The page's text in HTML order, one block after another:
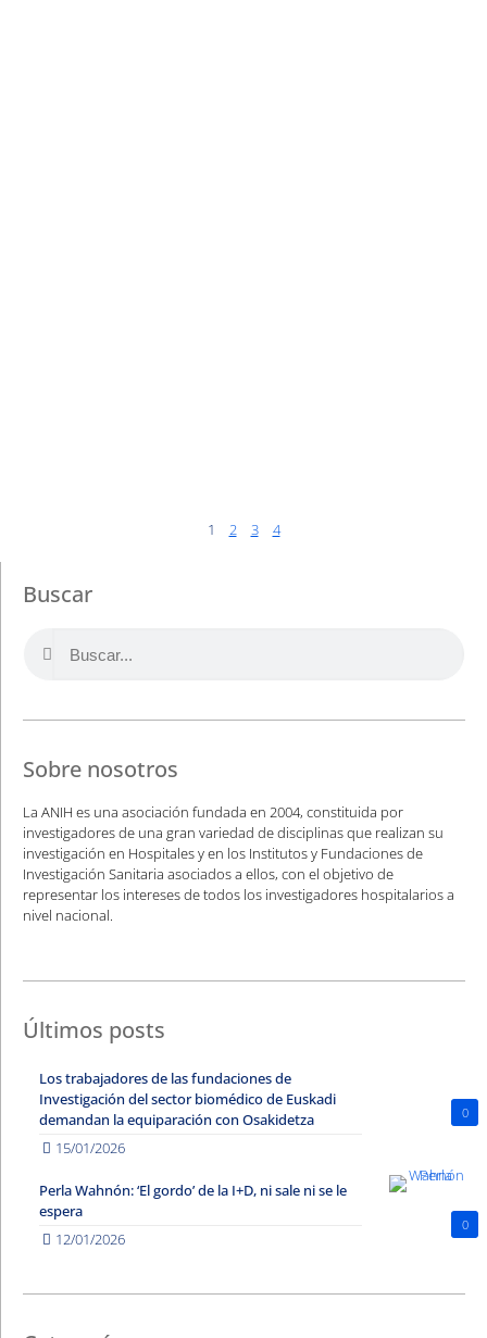
1 2 3 4
Buscar
Sobre nosotros
La ANIH es una asociación fundada en 2004, constituida por
investigadores de una gran variedad de disciplinas que realizan su
investigación en Hospitales y en los Institutos y Fundaciones de
Investigación Sanitaria asociados a ellos, con el objetivo de
representar los intereses de todos los investigadores hospitalarios a
nivel nacional.
Últimos posts
0
Los trabajadores de las fundaciones de
Investigación del sector biomédico de Euskadi
demandan la equiparación con Osakidetza
15/01/2026
0
Perla Wahnón: ‘El gordo’ de la I+D, ni sale ni se le
espera
12/01/2026